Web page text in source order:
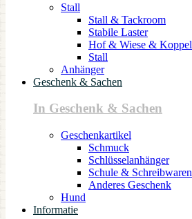
Stall
Stall & Tackroom
Stabile Laster
Hof & Wiese & Koppel
Stall
Anhänger
Geschenk & Sachen
In Geschenk & Sachen
Geschenkartikel
Schmuck
Schlüsselanhänger
Schule & Schreibwaren
Anderes Geschenk
Hund
Informatie